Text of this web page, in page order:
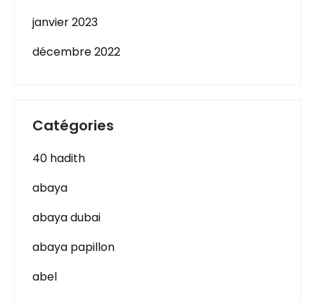
janvier 2023
décembre 2022
Catégories
40 hadith
abaya
abaya dubai
abaya papillon
abel